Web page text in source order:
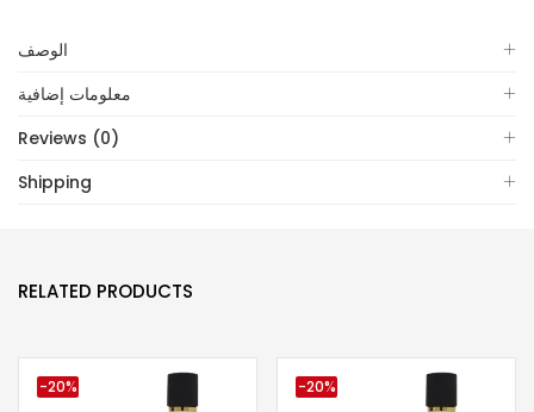
الوصف
معلومات إضافية
Reviews (0)
Shipping
RELATED PRODUCTS
-20% -20%